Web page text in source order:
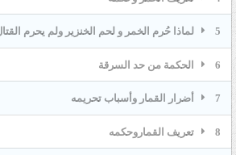
5 لماذا حُرم الخمر و لحم الخنزير ولم يحرم
6 الحكمة من حد السرقة
7 أضرار القمار وأسباب تحريمه
8 تعريف القماروحكمه